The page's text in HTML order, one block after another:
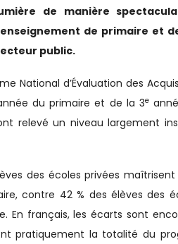
de manière
de primaire et
public.
National d’Évaluation des
du primaire et de la 3e
relevé un niveau largement
des écoles privées
contre 42 % des élèves des
En français, les écarts sont
pratiquement la totalité du